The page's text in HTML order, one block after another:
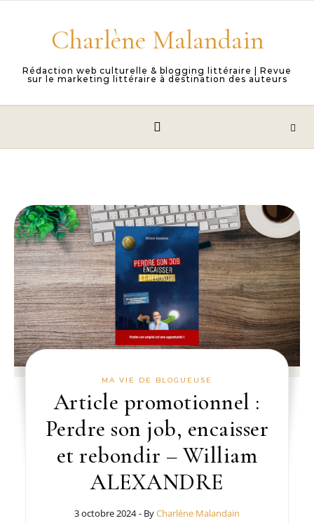
Charlène Malandain
Rédaction web culturelle & blogging littéraire | Revue
sur le marketing littéraire à destination des auteurs
MA VIE DE BLOGUEUSE
Article promotionnel :
Perdre son job, encaisser
et rebondir – William
ALEXANDRE
3 octobre 2024 - ByCharlène Malandain